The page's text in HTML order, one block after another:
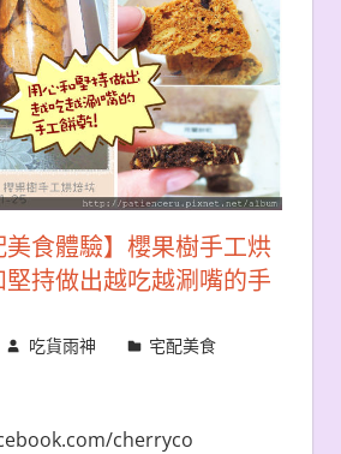
美食體驗】櫻果樹手工烘
持做出越吃越涮嘴的手
吃貨雨神 宅配美食
cherryco